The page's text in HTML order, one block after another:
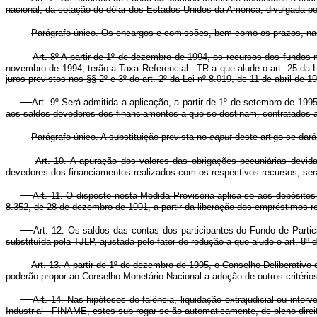
nacional, da cotação do dólar dos Estados Unidos da América, divulgada
Parágrafo único. Os encargos e comissões, bem como os prazos,
Art. 8º A partir de 1º de dezembro de 1994, os recursos dos
novembro de 1994, terão a Taxa Referencial - TR a que alude o art. 25
juros previstos nos §§ 2º e 3º do art. 2º da Lei nº 8.019, de 11 de abril de
Art. 9º Será admitida a aplicação, a partir de 1º de setembro de
aos saldos devedores dos financiamentos a que se destinam, contratados
Parágrafo único. A substituição prevista nocaputdeste artigo se
Art. 10. A apuração dos valores das obrigações pecuniárias
devedores dos financiamentos realizados com os respectivos recursos,
Art. 11. O disposto nesta Medida Provisória aplica-se aos
8.352, de 28 de dezembro de 1991, a partir da liberação dos
Art. 12. Os saldos das contas dos participantes do Fundo de
substituída pela TJLP, ajustada pelo fator de redução a que alude o art. 8º
Art. 13. A partir de 1º de dezembro de 1995, o Conselho
poderão propor ao Conselho Monetário Nacional a adoção de outros
Art. 14. Nas hipóteses de falência, liquidação extrajudicial ou
Industrial - FINAME, estes sub-rogar-se-ão automaticamente, de pleno